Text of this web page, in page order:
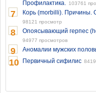
Профилактика. 103761
7 Корь (morbilli). Причины.
98121 просмотр
8 Опоясывающий герпес
94977 просмотров
9 Аномалии мужских
10 Первичный сифилис